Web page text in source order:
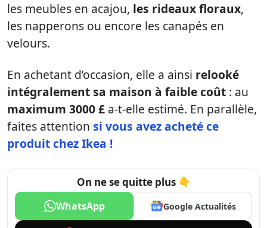
les meubles en acajou, les rideaux floraux,
les napperons ou encore les canapés en
velours.
En achetant d’occasion, elle a ainsi relooké
intégralement sa maison à faible coût : au
maximum 3000 £ a-t-elle estimé. En parallèle,
faites attention si vous avez acheté ce
produit chez Ikea !
On ne se quitte plus 👇
WhatsApp Google Actualités